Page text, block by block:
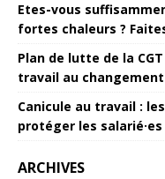
Etes-vous
fortes chaleurs ?
Plan de lutte de la
travail au
Canicule au travail :
protéger les salarié·es
ARCHIVES